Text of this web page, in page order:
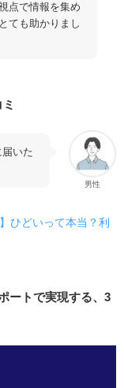
点で情報を集め
ても助かりまし
男性
いた
ひどいって本当？利
ートで実現する、3